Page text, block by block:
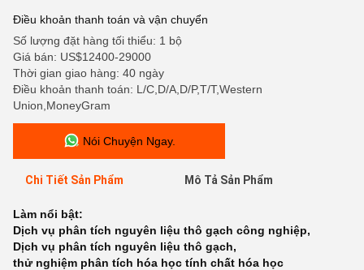
Điều khoản thanh toán và vận chuyển
Số lượng đặt hàng tối thiểu: 1 bộ
Giá bán: US$12400-29000
Thời gian giao hàng: 40 ngày
Điều khoản thanh toán: L/C,D/A,D/P,T/T,Western
Union,MoneyGram
Nói Chuyện Ngay.
Chi Tiết Sản Phẩm Mô Tả Sản Phẩm
Làm nổi bật:
Dịch vụ phân tích nguyên liệu thô gạch công nghiệp,
Dịch vụ phân tích nguyên liệu thô gạch,
thử nghiệm phân tích hóa học tính chất hóa học